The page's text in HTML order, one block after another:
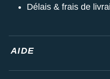
Délais & frais de
AIDE